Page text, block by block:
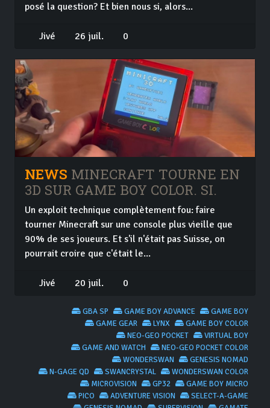
posé la question? Et bien nous si, alors...
Jivé 26 juil. 0
NEWS MINECRAFT TOURNE EN
3D SUR GAME BOY COLOR. SI.
Un exploit technique complètement fou: faire
tourner Minecraft sur une console plus vieille que
90% de ses joueurs. Et s'il n'était pas Suisse, on
pourrait croire que c'était le...
Jivé 20 juil. 0
GAME BOY
GAME BOY ADVANCE
GBA SP
GAME BOY COLOR
LYNX
GAME GEAR
VIRTUAL BOY
NEO-GEO POCKET
NEO-GEO POCKET COLOR
GAME AND WATCH
GENESIS NOMAD
WONDERSWAN
WONDERSWAN COLOR
SWANCRYSTAL
N-GAGE QD
GAME BOY MICRO
GP32
MICROVISION
SELECT-A-GAME
ADVENTURE VISION
PICO